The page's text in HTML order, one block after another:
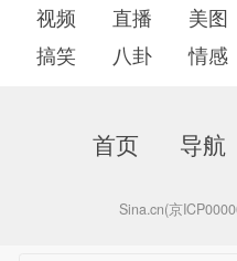
视频 直播 美图
搞笑
八卦 情感
首页 导航
Sina.cn(京